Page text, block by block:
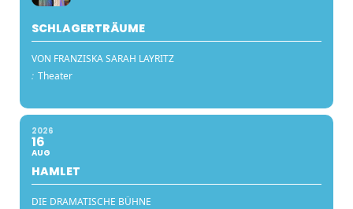
SCHLAGERTRÄUME
VON FRANZISKA SARAH LAYRITZ
: Theater
2026
16
AUG
HAMLET
DIE DRAMATISCHE BÜHNE